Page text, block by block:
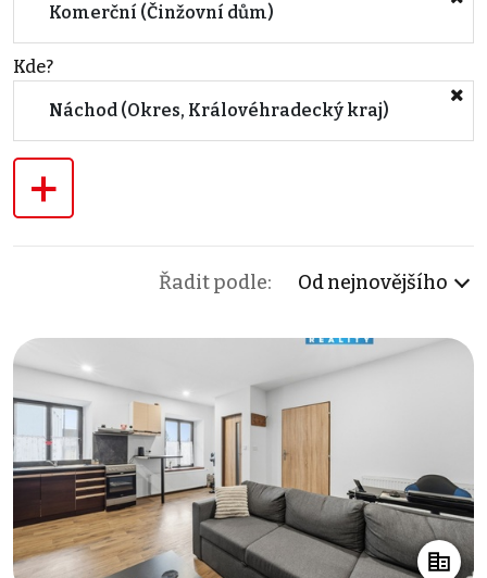
Komerční (Činžovní dům)
Kde?
Náchod (Okres, Královéhradecký kraj)
+
Řadit podle: Od nejnovějšího